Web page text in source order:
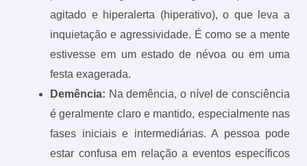
agitado e hiperalerta (hiperativo), o que leva a
inquietação e agressividade. É como se a mente
estivesse em um estado de névoa ou em uma
festa exagerada.
Demência: Na demência, o nível de consciência
é geralmente claro e mantido, especialmente nas
fases iniciais e intermediárias. A pessoa pode
estar confusa em relação a eventos específicos